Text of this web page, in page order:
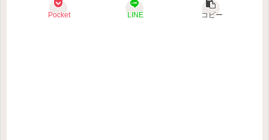
Pocket LINE コピー